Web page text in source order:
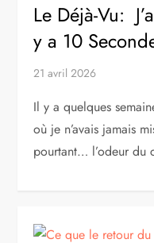
Le Déjà-Vu:
y a 10
21 avril 2026
Il y a quelques
où je n’avais jamais
pourtant… l’odeur